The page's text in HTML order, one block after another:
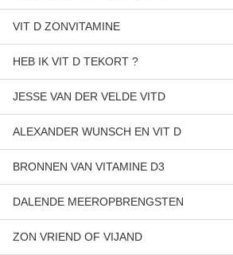
BETAAL JE BESTELLING
SAMENAANKOOP
VIT D ZONVITAMINE
HEB IK VIT D TEKORT ?
JESSE VAN DER VELDE VITD
ALEXANDER WUNSCH EN VIT D
BRONNEN VAN VITAMINE D3
DALENDE MEEROPBRENGSTEN
ZON VRIEND OF VIJAND